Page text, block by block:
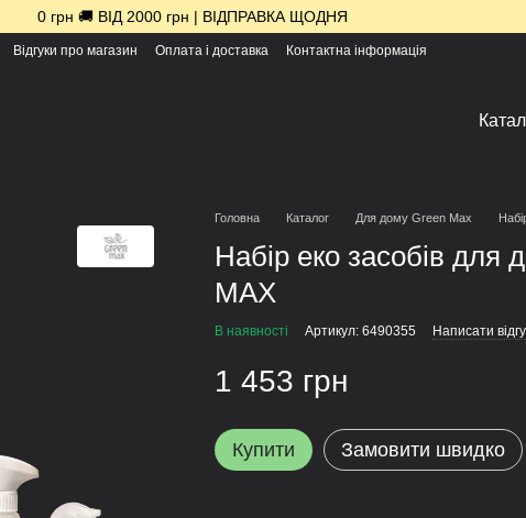
0 грн 🚚 ВІД 2000 грн | ВІДПРАВКА ЩОДНЯ
Відгуки про магазин Оплата і доставка Контактна інформація
Головна Каталог Для дому Green Max
Набір еко засобів для
MAX
В наявності Артикул: 6490355 Написати
1 453 грн
Купити Замовити швидко